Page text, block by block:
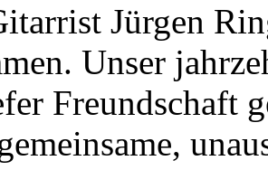
Jürgen
Unser
Freundschaft